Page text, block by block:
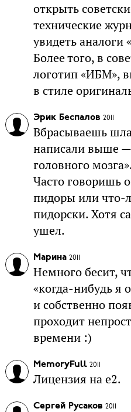
открыть
технические
увидеть аналоги
Более того, в
логотип «ИБМ»,
в стиле
Эрик Беспалов 2011
Вбрасываешь
написали выше
головного
Часто говоришь
пидоры или что-
пидорски. Хотя
ушел.
Марина 2011
Немного бесит,
«когда-нибудь я
и собственно
проходит
времени :)
MemoryFull 2011
Лицензия на e2.
Сергей Русаков 2011